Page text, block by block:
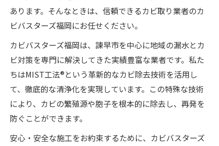
あります。そんなときは、信頼できるカビ取り業者のカ
ビバスターズ福岡にお任せください。
カビバスターズ福岡は、諫早市を中心に地域の漏水とカ
ビ対策を専門に解決してきた実績豊富な業者です。私た
ちはMIST工法®という革新的なカビ除去技術を活用し
て、徹底的な清浄化を実現しています。この特殊な技術
により、カビの繁殖源や胞子を根本的に除去し、再発を
防ぐことができます。
安心・安全な施工をお約束するために、カビバスターズ